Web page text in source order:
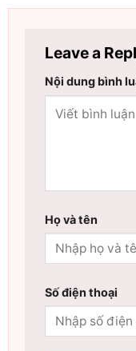
Leave a
Nội dung bình
Họ và tên
Số điện thoại